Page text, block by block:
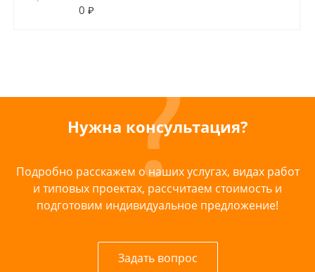
0 ₽
Нужна консультация?
Подробно расскажем о наших услугах, видах работ
и типовых проектах, рассчитаем стоимость и
подготовим индивидуальное предложение!
Задать вопрос